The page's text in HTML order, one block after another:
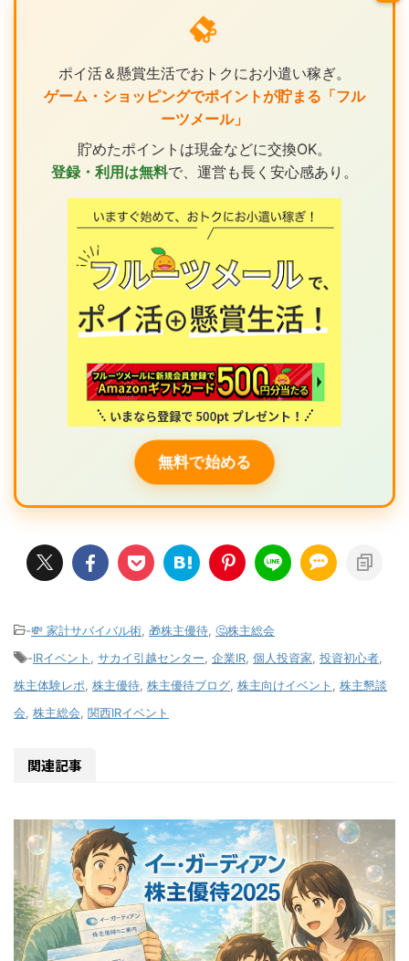
ポイ活＆懸賞生活でおトクにお小遣い稼ぎ。
ゲーム・ショッピングでポイントが貯まる「フル
ーツメール」
貯めたポイントは現金などに交換OK。
登録・利用は無料で、運営も長く安心感あり。
無料で始める
-💸 家計サバイバル術 🎁株主優待 🤔株主総会
-IRイベント サカイ引越センター 企業IR 個人投資家 投資初心者
株主体験レポ 株主優待 株主優待ブログ 株主向けイベント
株主懇談
会 株主総会 関西IRイベント
関連記事